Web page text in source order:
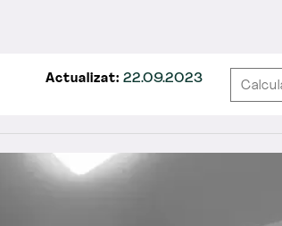
Actualizat: 22.09.2023